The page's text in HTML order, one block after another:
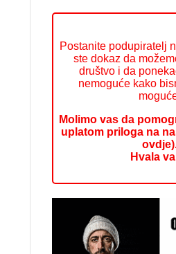
Postanite podupiratelj
ste dokaz da
društvo i da
nemoguće kako
Molimo vas da
uplatom priloga na
Hvala